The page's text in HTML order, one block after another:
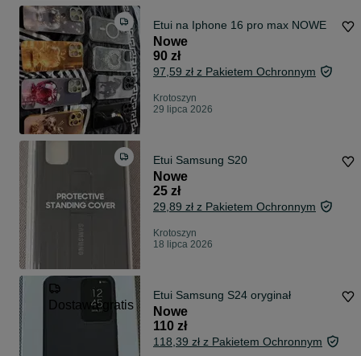
Etui na Iphone 16 pro max NOWE
Nowe
90 zł
97,59 zł z Pakietem Ochronnym
Krotoszyn
29 lipca 2026
Etui Samsung S20
Nowe
25 zł
29,89 zł z Pakietem Ochronnym
Krotoszyn
18 lipca 2026
Dostawa gratis
Etui Samsung S24 oryginał
Nowe
110 zł
118,39 zł z Pakietem Ochronnym